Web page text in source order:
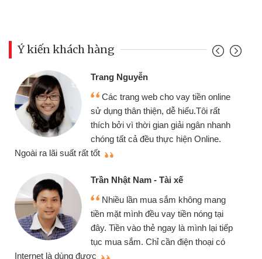
Ý kiến khách hàng
Đoàn Hữu Cảnh
Mình cần tiền gấp nên định cầm cố
chiếc xe wave nhưng thật may đã có
gói vay tiền bằng CMND online không
cần gặp mặt nên rất tiện lợi, sẽ giới
thiệu cho bạn bè biết
Cấn Văn Lực - Tạp hóa
Tôi kinh doanh buôn bán nhỏ lẻ
nhiều lúc cần vốn nhập hàng, nhờ biết
đến website qua bạn bè giới thiệu tôi
đã giải quyết được công việc của